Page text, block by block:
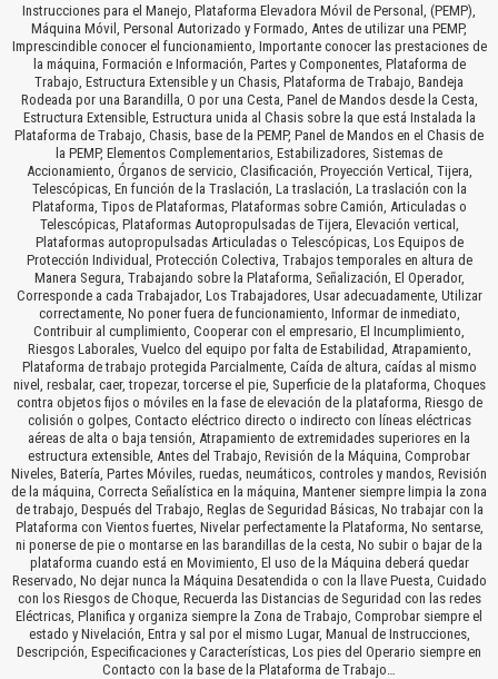
Instrucciones para el Manejo, Plataforma Elevadora Móvil de Personal, (PEMP),
Máquina Móvil, Personal Autorizado y Formado, Antes de utilizar una PEMP,
Imprescindible conocer el funcionamiento, Importante conocer las prestaciones de
la máquina, Formación e Información, Partes y Componentes, Plataforma de
Trabajo, Estructura Extensible y un Chasis, Plataforma de Trabajo, Bandeja
Rodeada por una Barandilla, O por una Cesta, Panel de Mandos desde la Cesta,
Estructura Extensible, Estructura unida al Chasis sobre la que está Instalada la
Plataforma de Trabajo, Chasis, base de la PEMP, Panel de Mandos en el Chasis de
la PEMP, Elementos Complementarios, Estabilizadores, Sistemas de
Accionamiento, Órganos de servicio, Clasificación, Proyección Vertical, Tijera,
Telescópicas, En función de la Traslación, La traslación, La traslación con la
Plataforma, Tipos de Plataformas, Plataformas sobre Camión, Articuladas o
Telescópicas, Plataformas Autopropulsadas de Tijera, Elevación vertical,
Plataformas autopropulsadas Articuladas o Telescópicas, Los Equipos de
Protección Individual, Protección Colectiva, Trabajos temporales en altura de
Manera Segura, Trabajando sobre la Plataforma, Señalización, El Operador,
Corresponde a cada Trabajador, Los Trabajadores, Usar adecuadamente, Utilizar
correctamente, No poner fuera de funcionamiento, Informar de inmediato,
Contribuir al cumplimiento, Cooperar con el empresario, El Incumplimiento,
Riesgos Laborales, Vuelco del equipo por falta de Estabilidad, Atrapamiento,
Plataforma de trabajo protegida Parcialmente, Caída de altura, caídas al mismo
nivel, resbalar, caer, tropezar, torcerse el pie, Superficie de la plataforma, Choques
contra objetos fijos o móviles en la fase de elevación de la plataforma, Riesgo de
colisión o golpes, Contacto eléctrico directo o indirecto con líneas eléctricas
aéreas de alta o baja tensión, Atrapamiento de extremidades superiores en la
estructura extensible, Antes del Trabajo, Revisión de la Máquina, Comprobar
Niveles, Batería, Partes Móviles, ruedas, neumáticos, controles y mandos, Revisión
de la máquina, Correcta Señalística en la máquina, Mantener siempre limpia la zona
de trabajo, Después del Trabajo, Reglas de Seguridad Básicas, No trabajar con la
Plataforma con Vientos fuertes, Nivelar perfectamente la Plataforma, No sentarse,
ni ponerse de pie o montarse en las barandillas de la cesta, No subir o bajar de la
plataforma cuando está en Movimiento, El uso de la Máquina deberá quedar
Reservado, No dejar nunca la Máquina Desatendida o con la llave Puesta, Cuidado
con los Riesgos de Choque, Recuerda las Distancias de Seguridad con las redes
Eléctricas, Planifica y organiza siempre la Zona de Trabajo, Comprobar siempre el
estado y Nivelación, Entra y sal por el mismo Lugar, Manual de Instrucciones,
Descripción, Especificaciones y Características, Los pies del Operario siempre en
Contacto con la base de la Plataforma de Trabajo…